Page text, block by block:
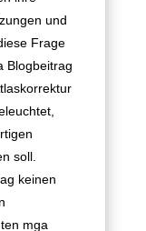
und
Frage
Blogbeitrag
soll.
keinen
mga